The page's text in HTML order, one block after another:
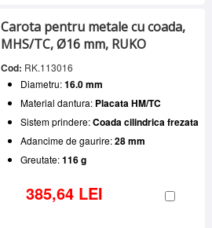
Carota pentru metale cu coada,
MHS/TC, Ø16 mm, RUKO
Cod: RK.113016
Diametru:16.0 mm
Material dantura: Placata HM/TC
Sistem prindere:Coada cilindrica frezata
Adancime de gaurire:28 mm
Greutate:116 g
385,64 LEI